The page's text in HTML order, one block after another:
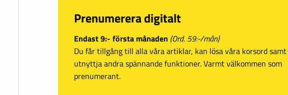
Prenumerera digitalt
Endast 9:- första månaden (Ord. 59:-/mån)
Du får tillgång till alla våra artiklar, kan lösa våra korsord samt
utnyttja andra spännande funktioner. Varmt välkommen som
prenumerant.